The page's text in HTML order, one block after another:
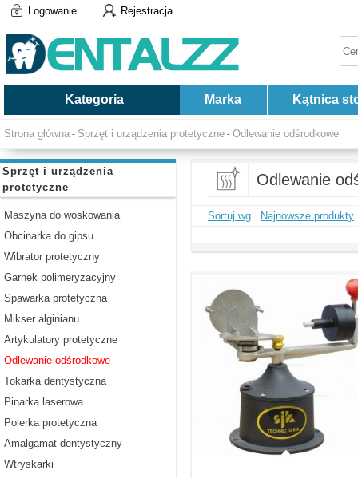
Logowanie Rejestracja
Kategoria Marka Kątnica
Strona główna - Sprzęt i urządzenia protetyczne - Odlewanie odśrodkowe
Sprzęt i urządzenia
protetyczne
Maszyna do woskowania
Obcinarka do gipsu
Wibrator protetyczny
Garnek polimeryzacyjny
Spawarka protetyczna
Mikser alginianu
Artykulatory protetyczne
Odlewanie odśrodkowe
Tokarka dentystyczna
Pinarka laserowa
Polerka protetyczna
Amalgamat dentystyczny
Wtryskarki
Odlewanie
Sortuj wg Najnowsze produkty